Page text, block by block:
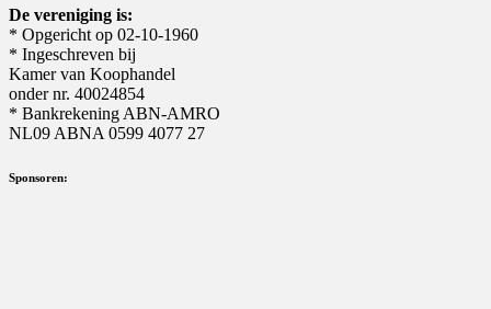
De vereniging is:
* Opgericht op 02-10-1960
* Ingeschreven bij
Kamer van Koophandel
onder nr. 40024854
* Bankrekening ABN-AMRO
NL09 ABNA 0599 4077 27
Sponsoren: